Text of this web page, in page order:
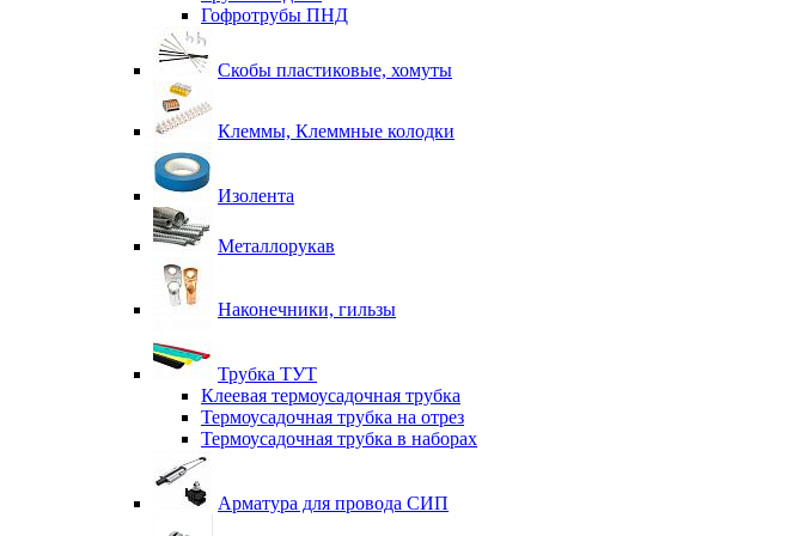
Гофротрубы ПНД
Скобы пластиковые, хомуты
Клеммы, Клеммные колодки
Изолента
Металлорукав
Наконечники, гильзы
Трубка ТУТ
Клеевая термоусадочная трубка
Термоусадочная трубка на отрез
Термоусадочная трубка в наборах
Арматура для провода СИП